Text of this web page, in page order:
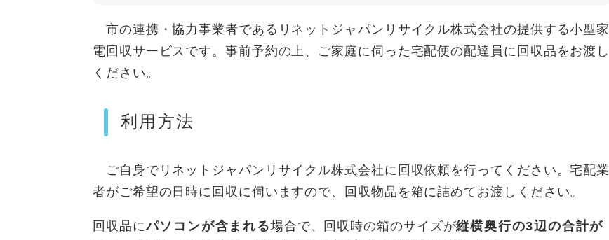
市の連携・協力事業者であるリネットジャパンリサイクル株式会社の提供する小型家
電回収サービスです。事前予約の上、ご家庭に伺った宅配便の配達員に回収品をお渡し
ください。
利用方法
ご自身でリネットジャパンリサイクル株式会社に回収依頼を行ってください。宅配業
者がご希望の日時に回収に伺いますので、回収物品を箱に詰めてお渡しください。
回収品にパソコンが含まれる場合で、回収時の箱のサイズが縦横奥行の3辺の合計が